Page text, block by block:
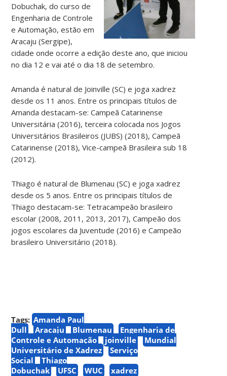
Dobuchak, do curso de
Engenharia de Controle
e Automação, estão em
Aracaju (Sergipe),
cidade onde ocorre a edição deste ano, que iniciou
no dia 12 e vai até o dia 18 de setembro.
Amanda é natural de Joinville (SC) e joga xadrez
desde os 11 anos. Entre os principais títulos de
Amanda destacam-se: Campeã Catarinense
Universitária (2016), terceira colocada nos Jogos
Universitários Brasileiros (JUBS) (2018), Campeã
Catarinense (2018), Vice-campeã Brasileira sub 18
(2012).
Thiago é natural de Blumenau (SC) e joga xadrez
desde os 5 anos. Entre os principais títulos de
Thiago destacam-se: Tetracampeão brasileiro
escolar (2008, 2011, 2013, 2017), Campeão dos
jogos escolares da Juventude (2016) e Campeão
brasileiro Universitário (2018).
Tags: Amanda Paul
Dull
Aracaju Blumenau
Engenharia de
Controle e Automação
joinville
Mundial
Universitário de Xadrez
Serviço
Social
Thiago
Dobuchak
UFSC WUC xadrez